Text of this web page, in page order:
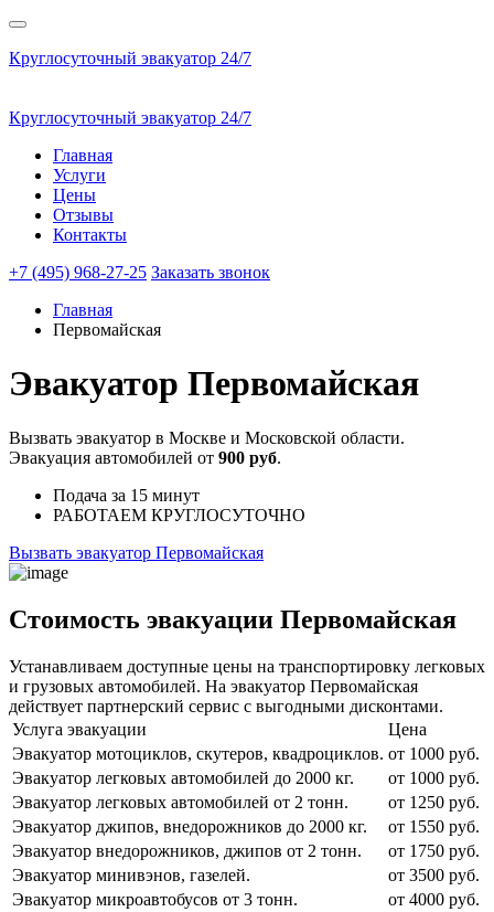
Круглосуточный эвакуатор 24/7
Круглосуточный эвакуатор 24/7
Главная
Услуги
Цены
Отзывы
Контакты
+7 (495) 968-27-25 Заказать звонок
Главная
Первомайская
Эвакуатор Первомайская
Вызвать эвакуатор в Москве и Московской области.
Эвакуация автомобилей от 900 руб.
Подача за 15 минут
РАБОТАЕМ КРУГЛОСУТОЧНО
Вызвать эвакуатор Первомайская
Стоимость эвакуации Первомайская
Устанавливаем доступные цены на транспортировку легковых
и грузовых автомобилей. На эвакуатор Первомайская
действует партнерский сервис с выгодными дисконтами.
Услуга эвакуации
Цена
Эвакуатор мотоциклов, скутеров, квадроциклов. от 1000 руб.
Эвакуатор легковых автомобилей до 2000 кг.
от 1000 руб.
Эвакуатор легковых автомобилей от 2 тонн.
от 1250 руб.
Эвакуатор джипов, внедорожников до 2000 кг.
от 1550 руб.
Эвакуатор внедорожников, джипов от 2 тонн.
от 1750 руб.
Эвакуатор минивэнов, газелей.
от 3500 руб.
Эвакуатор микроавтобусов от 3 тонн.
от 4000 руб.